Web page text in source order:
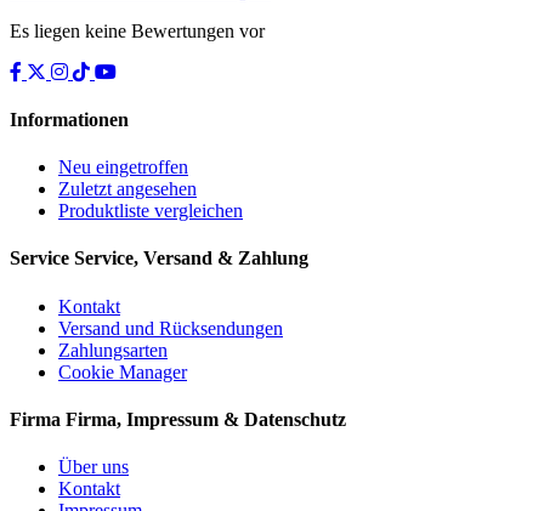
Es liegen keine Bewertungen vor
Informationen
Neu eingetroffen
Zuletzt angesehen
Produktliste vergleichen
Service Service, Versand & Zahlung
Kontakt
Versand und Rücksendungen
Zahlungsarten
Cookie Manager
Firma Firma, Impressum & Datenschutz
Über uns
Kontakt